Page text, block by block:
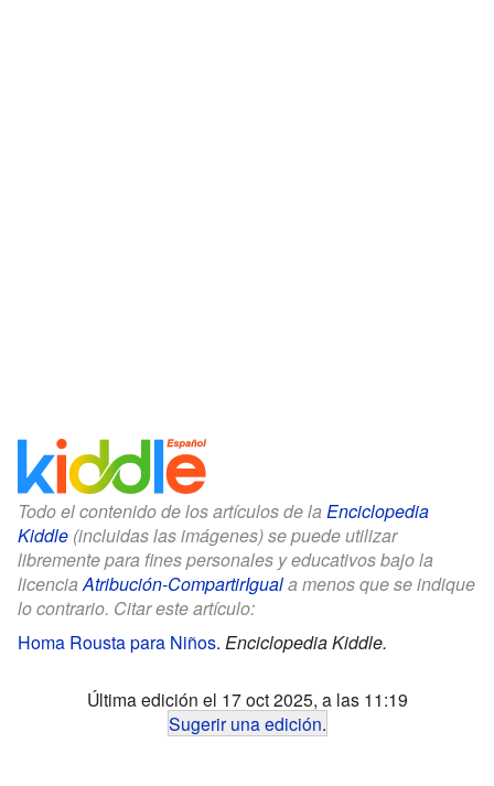
Todo el contenido de los artículos de la Enciclopedia
Kiddle (incluidas las imágenes) se puede utilizar
libremente para fines personales y educativos bajo la
licenciaAtribución-CompartirIguala menos que se indique
lo contrario. Citar este artículo:
Homa Rousta para Niños. Enciclopedia Kiddle.
Última edición el 17 oct 2025, a las 11:19
Sugerir una edición.